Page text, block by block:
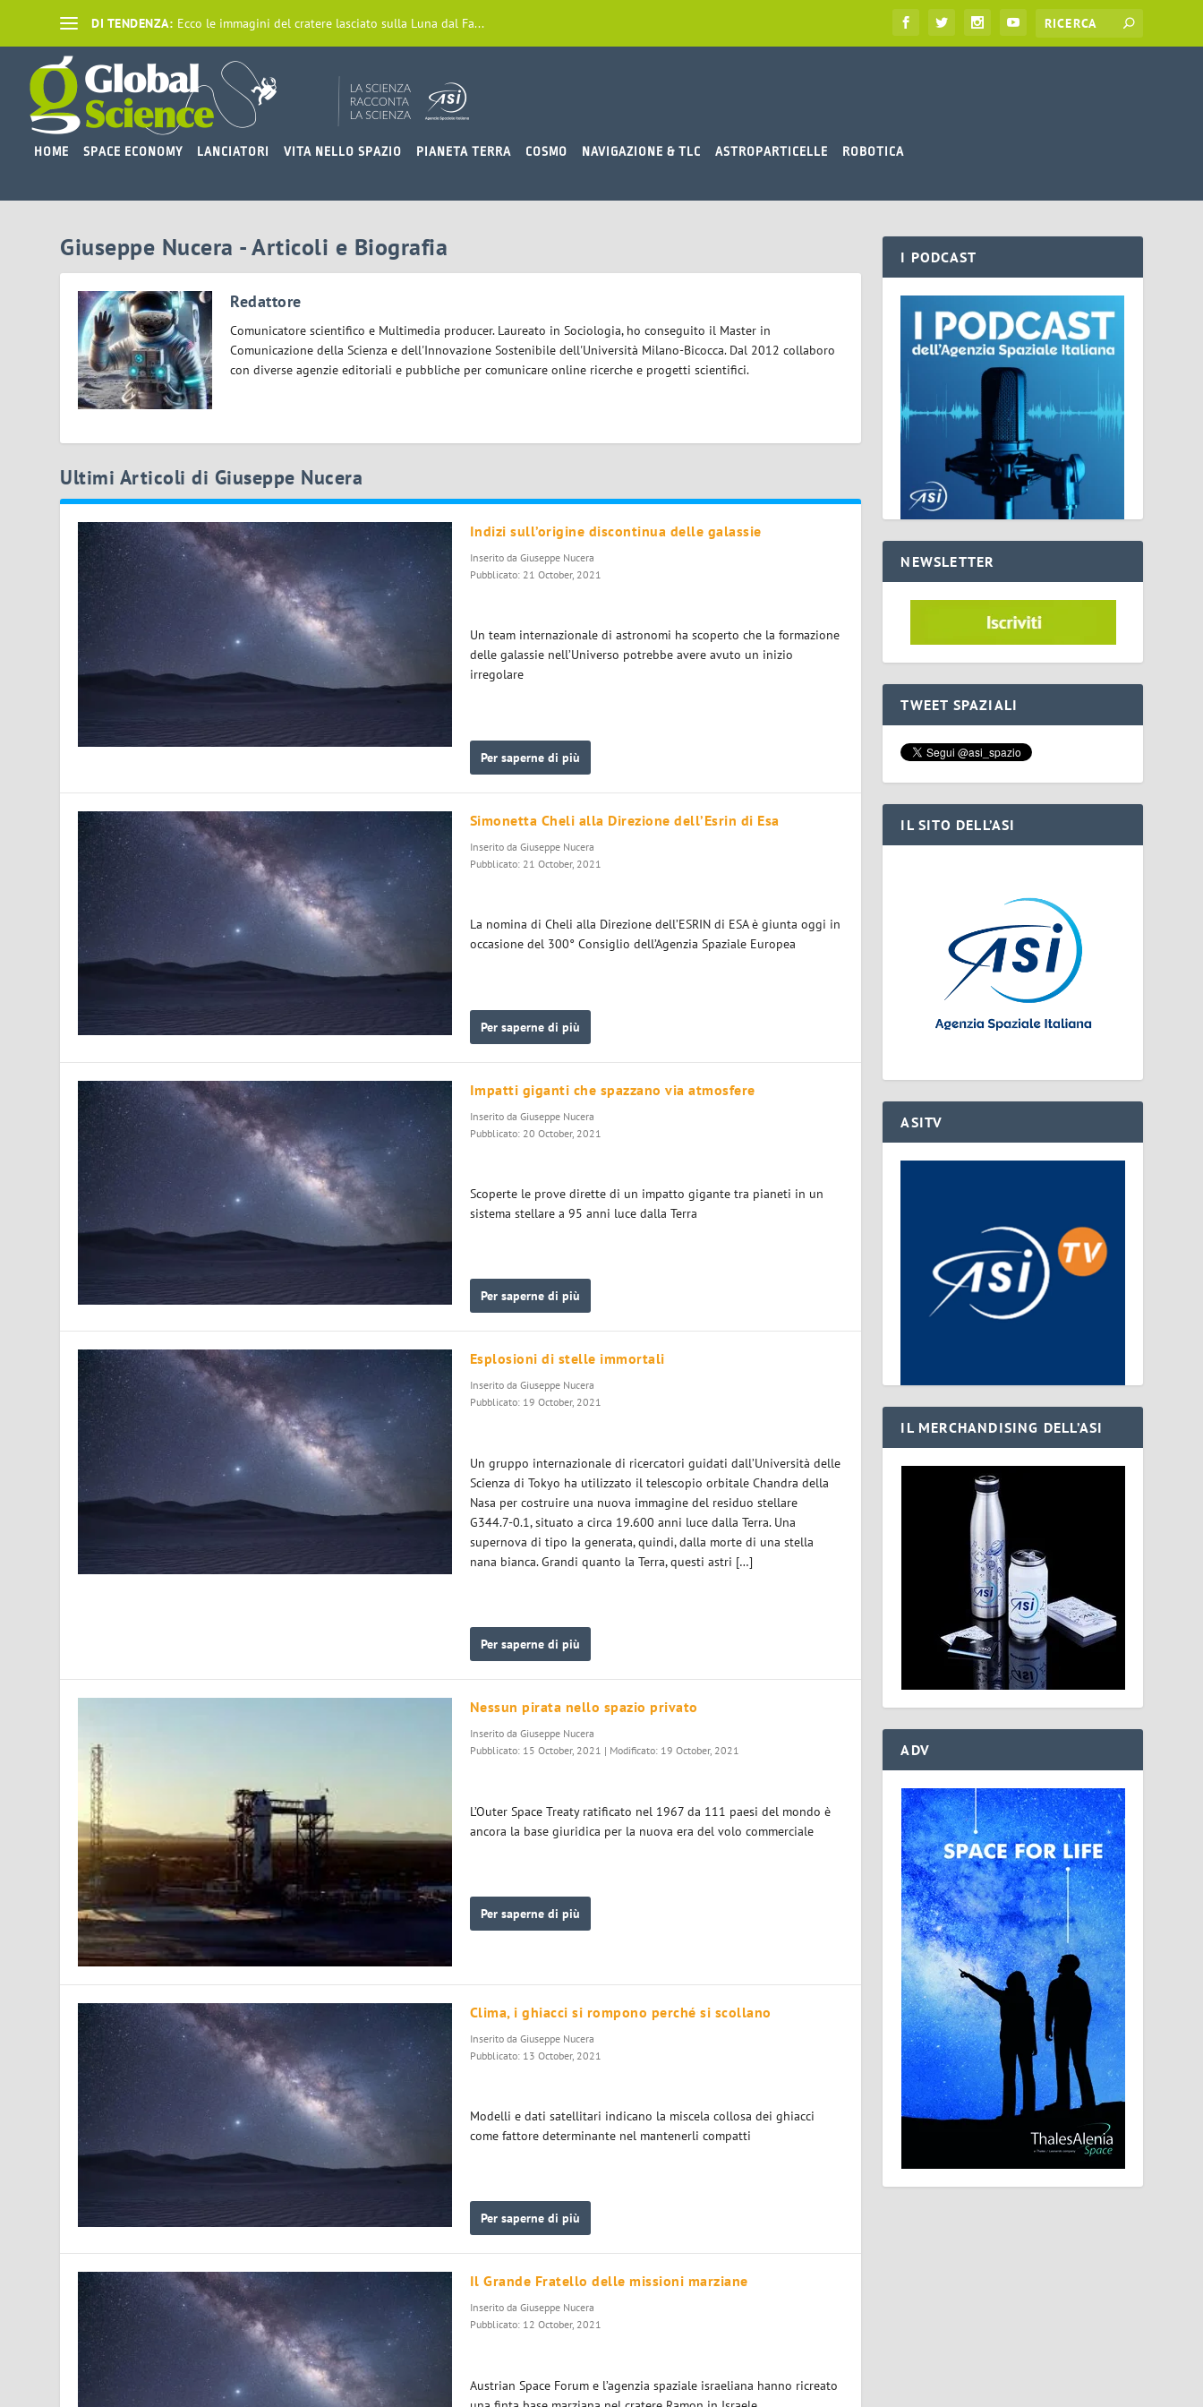
DI TENDENZA: Ecco le immagini del cratere lasciato sulla Luna dal Fa...
HOME SPACE ECONOMY LANCIATORI VITA NELLO SPAZIO PIANETA TERRA COSMO NAVIGAZIONE & TLC ASTROPARTICELLE ROBOTICA
Giuseppe Nucera - Articoli e Biografia
Redattore
Comunicatore scientifico e Multimedia producer. Laureato in Sociologia, ho conseguito il Master in
Comunicazione della Scienza e dell'Innovazione Sostenibile dell'Università Milano-Bicocca. Dal 2012 collaboro
con diverse agenzie editoriali e pubbliche per comunicare online ricerche e progetti scientifici.
Ultimi Articoli di Giuseppe Nucera
Indizi sull’origine discontinua delle galassie
Inserito da Giuseppe Nucera
Pubblicato: 21 October, 2021
Un team internazionale di astronomi ha scoperto che la formazione
delle galassie nell’Universo potrebbe avere avuto un inizio
irregolare
Per saperne di più
Simonetta Cheli alla Direzione dell’Esrin di Esa
Inserito da Giuseppe Nucera
Pubblicato: 21 October, 2021
La nomina di Cheli alla Direzione dell’ESRIN di ESA è giunta oggi in
occasione del 300° Consiglio dell’Agenzia Spaziale Europea
Per saperne di più
Impatti giganti che spazzano via atmosfere
Inserito da Giuseppe Nucera
Pubblicato: 20 October, 2021
Scoperte le prove dirette di un impatto gigante tra pianeti in un
sistema stellare a 95 anni luce dalla Terra
Per saperne di più
Esplosioni di stelle immortali
Inserito da Giuseppe Nucera
Pubblicato: 19 October, 2021
Un gruppo internazionale di ricercatori guidati dall’Università delle
Scienza di Tokyo ha utilizzato il telescopio orbitale Chandra della
Nasa per costruire una nuova immagine del residuo stellare
G344.7-0.1, situato a circa 19.600 anni luce dalla Terra. Una
supernova di tipo Ia generata, quindi, dalla morte di una stella
nana bianca. Grandi quanto la Terra, questi astri […]
Per saperne di più
Nessun pirata nello spazio privato
Inserito da Giuseppe Nucera
Pubblicato: 15 October, 2021 | Modificato: 19 October, 2021
L’Outer Space Treaty ratificato nel 1967 da 111 paesi del mondo è
ancora la base giuridica per la nuova era del volo commerciale
Per saperne di più
Clima, i ghiacci si rompono perché si scollano
Inserito da Giuseppe Nucera
Pubblicato: 13 October, 2021
Modelli e dati satellitari indicano la miscela collosa dei ghiacci
come fattore determinante nel mantenerli compatti
Per saperne di più
Il Grande Fratello delle missioni marziane
Inserito da Giuseppe Nucera
Pubblicato: 12 October, 2021
Austrian Space Forum e l’agenzia spaziale israeliana hanno ricreato
I PODCAST
NEWSLETTER
TWEET SPAZIALI
IL SITO DELL’ASI
ASITV
IL MERCHANDISING DELL’ASI
ADV